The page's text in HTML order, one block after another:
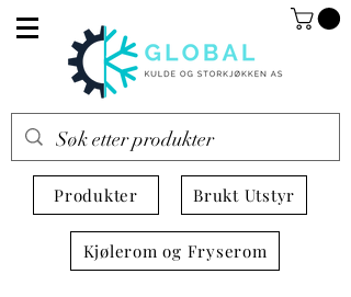
Produkter Brukt Utstyr
Kjølerom og Fryserom